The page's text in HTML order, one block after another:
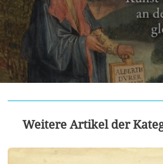
Weitere Artikel der